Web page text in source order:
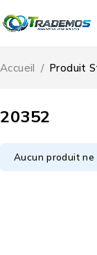
20352
Accueil / Produit
Aucun produit ne